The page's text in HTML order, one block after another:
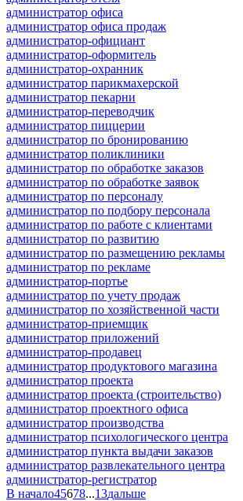
администратор офиса
администратор офиса продаж
администратор-официант
администратор-оформитель
администратор-охранник
администратор парикмахерской
администратор пекарни
администратор-переводчик
администратор пиццерии
администратор по бронированию
администратор поликлиники
администратор по обработке заказов
администратор по обработке заявок
администратор по персоналу
администратор по подбору персонала
администратор по работе с клиентами
администратор по развитию
администратор по размещению рекламы
администратор по рекламе
администратор-портье
администратор по учету продаж
администратор по хозяйственной части
администратор-приемщик
администратор приложений
администратор-продавец
администратор продуктового магазина
администратор проекта
администратор проекта (строительство)
администратор проектного офиса
администратор производства
администратор психологического центра
администратор пункта выдачи заказов
администратор развлекательного центра
администратор-регистратор
В начало45678...13дальше